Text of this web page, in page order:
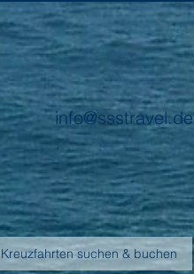
info@ssstravel.de
Kreuzfahrten suchen & buchen